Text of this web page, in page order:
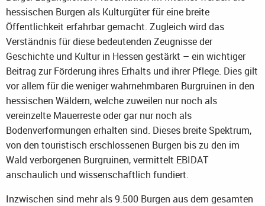
hessischen Burgen als Kulturgüter für eine breite
Öffentlichkeit erfahrbar gemacht. Zugleich wird das
Verständnis für diese bedeutenden Zeugnisse der
Geschichte und Kultur in Hessen gestärkt – ein wichtiger
Beitrag zur Förderung ihres Erhalts und ihrer Pflege. Dies gilt
vor allem für die weniger wahrnehmbaren Burgruinen in den
hessischen Wäldern, welche zuweilen nur noch als
vereinzelte Mauerreste oder gar nur noch als
Bodenverformungen erhalten sind. Dieses breite Spektrum,
von den touristisch erschlossenen Burgen bis zu den im
Wald verborgenen Burgruinen, vermittelt EBIDAT
anschaulich und wissenschaftlich fundiert.
Inzwischen sind mehr als 9.500 Burgen aus dem gesamten